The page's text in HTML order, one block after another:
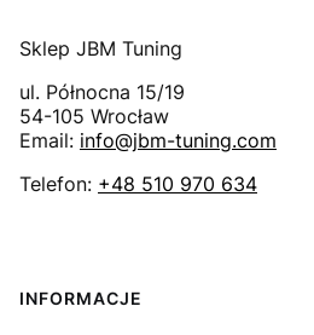
Sklep JBM Tuning
ul. Północna 15/19
54-105 Wrocław
Email: info@jbm-tuning.com
Telefon: +48 510 970 634
Linki w stopce
INFORMACJE